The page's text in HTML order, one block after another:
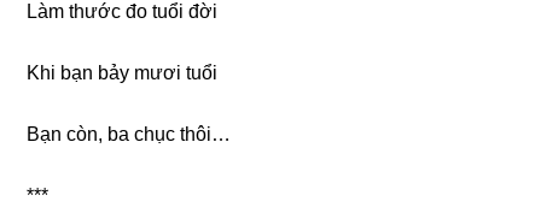
Làm thước đo tuổi đời
Khi bạn bảy mươi tuổi
Bạn còn, ba chục thôi…
***